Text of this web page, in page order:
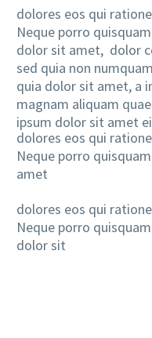
dolores eos qui
Neque porro
dolor sit amet, dolor
sed quia non
quia dolor sit amet, a
magnam aliquam
ipsum dolor sit amet
dolores eos qui
Neque porro
amet
dolores eos qui
Neque porro
dolor sit